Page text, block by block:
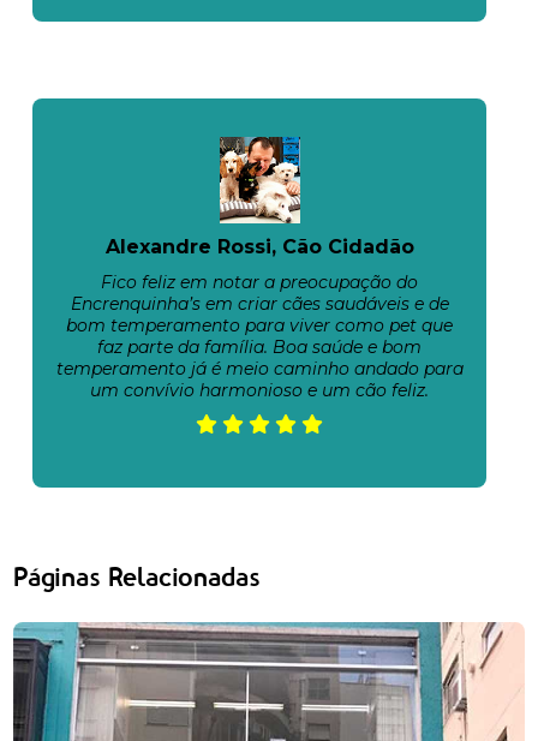
Alexandre Rossi, Cão Cidadão
Fico feliz em notar a preocupação do
Encrenquinha’s em criar cães saudáveis e de
bom temperamento para viver como pet que
faz parte da família. Boa saúde e bom
temperamento já é meio caminho andado para
um convívio harmonioso e um cão feliz.
Páginas Relacionadas